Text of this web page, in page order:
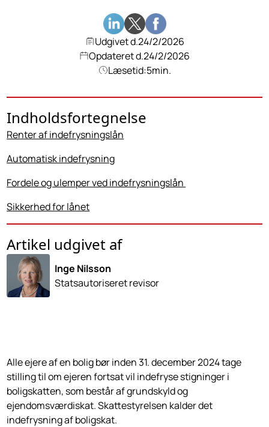
Udgivet d.24/2/2026
Opdateret d.24/2/2026
Læsetid:5min.
Indholdsfortegnelse
Renter af indefrysningslån
Automatisk indefrysning
Fordele og ulemper ved indefrysningslån
Sikkerhed for lånet
Artikel udgivet af
Inge Nilsson
Statsautoriseret revisor
Alle ejere af en bolig bør inden 31. december 2024 tage
stilling til om ejeren fortsat vil indefryse stigninger i
boligskatten, som består af grundskyld og
ejendomsværdiskat. Skattestyrelsen kalder det
indefrysning af boligskat.